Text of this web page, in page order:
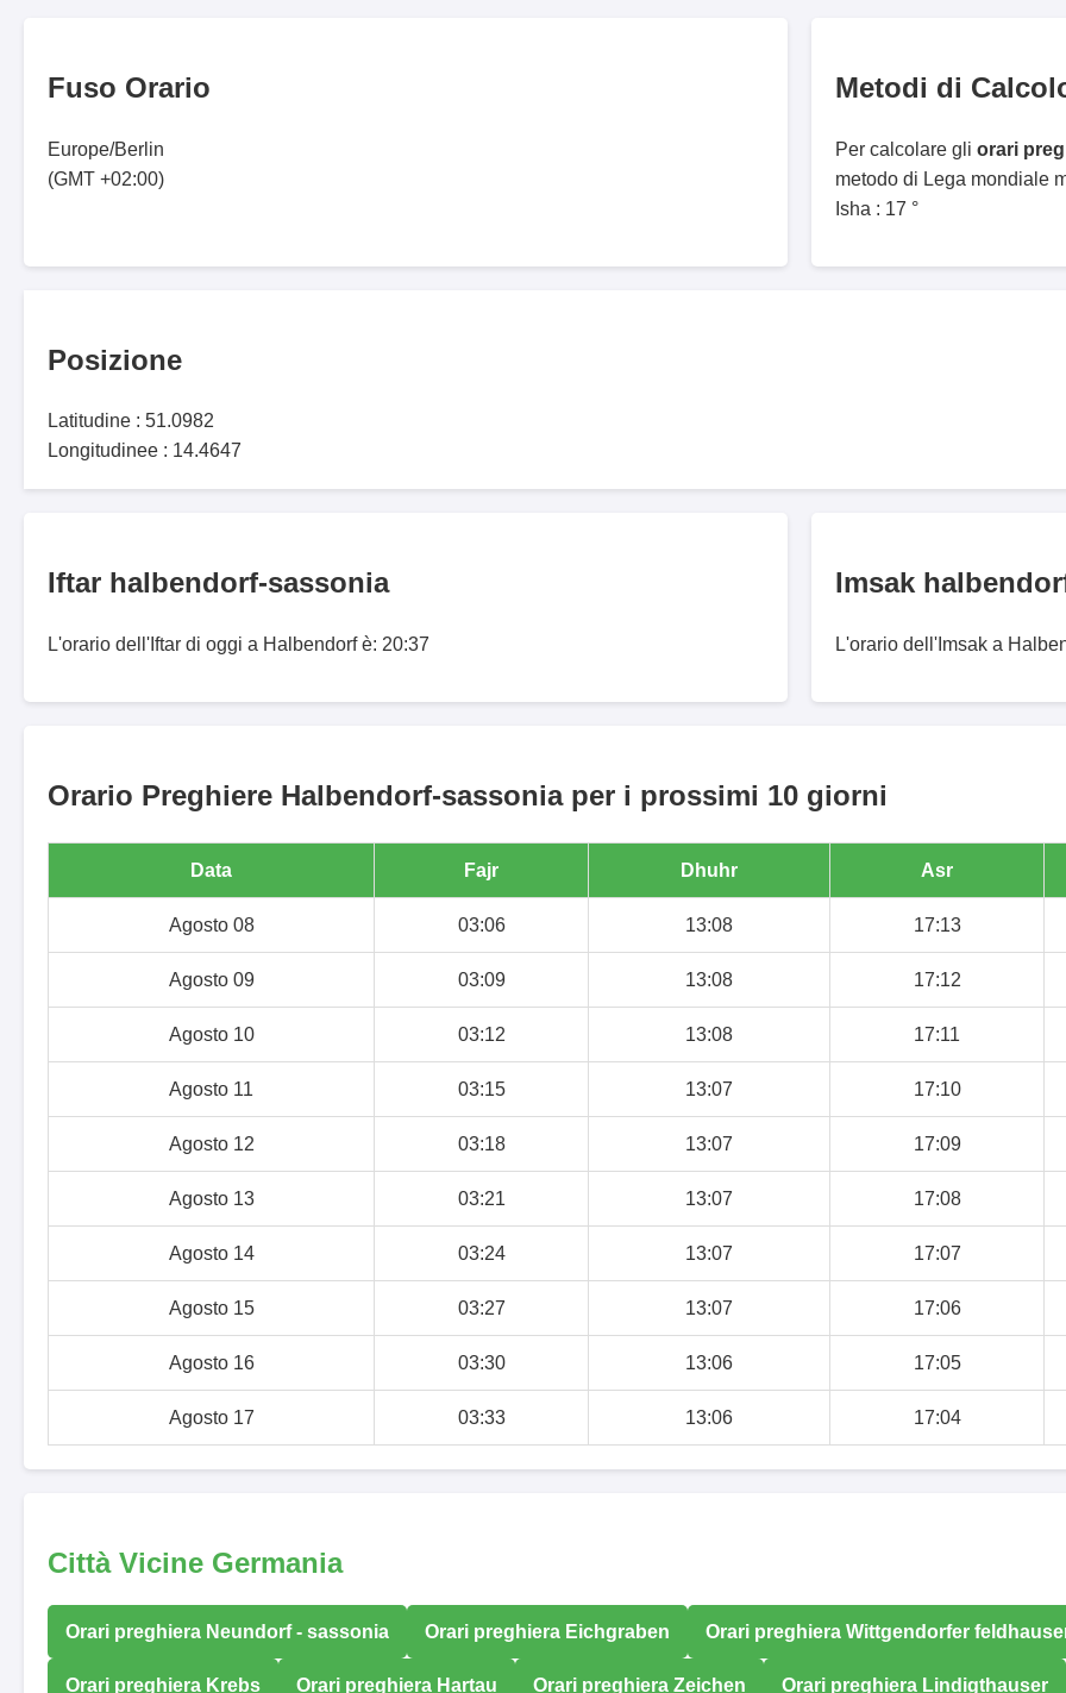
Fuso Orario
Europe/Berlin
(GMT +02:00)
Metodi di
Per calcolare gli orari
metodo di Lega mondiale
Isha : 17 °
Posizione
Latitudine : 51.0982
Longitudinee : 14.4647
Iftar halbendorf-sassonia
L'orario dell'Iftar di oggi a Halbendorf è: 20:37
Imsak
L'orario dell'Imsak a
Orario Preghiere Halbendorf-sassonia per i prossimi 10 giorni
Data Fajr Dhuhr Asr
Agosto 08 03:06 13:08 17:13
Agosto 09 03:09 13:08 17:12
Agosto 10 03:12 13:08 17:11
Agosto 11 03:15 13:07 17:10
Agosto 12 03:18 13:07 17:09
Agosto 13 03:21 13:07 17:08
Agosto 14 03:24 13:07 17:07
Agosto 15 03:27 13:07 17:06
Agosto 16 03:30 13:06 17:05
Agosto 17 03:33 13:06 17:04
Città Vicine Germania
Orari preghiera Neundorf - sassonia Orari preghiera Eichgraben Orari preghiera Wittgendorfer
Orari preghiera Krebs Orari preghiera Hartau Orari preghiera Zeichen Orari preghiera Lindigthauser